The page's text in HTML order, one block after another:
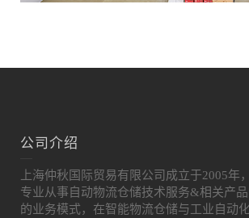
公司介绍
上海仲秋国际贸易有限公司成立于2005年
专业从事自动物流仓储技术服务&相关产
的业务模式，在智能物流仓储与工业自动